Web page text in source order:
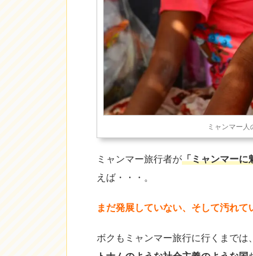
ミャンマー
ミャンマー旅行者が「ミャンマーに
えば・・・。
まだ発展していない、そして汚れ
ボクもミャンマー旅行に行くまでは